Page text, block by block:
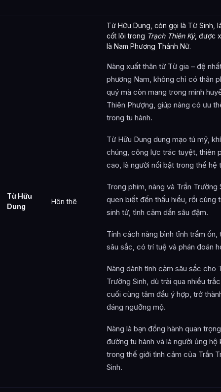
Từ Hữu
Dung
Hôn thê
Từ Hữu Dung, còn gọi là Từ Sinh,
cốt lõi trong Trạch Thiên Ký, được
là Nam Phương Thánh Nữ.
Nàng xuất thân từ Từ gia – đệ
phương Nam, không chỉ có thân
quý mà còn mang trong mình
Thiên Phượng, giúp nàng có ưu
trong tu hành.
Từ Hữu Dung dung mạo tú mỹ,
chúng, công lực trác tuyệt, thiên
cao, là người nổi bật trong thế hệ
Trong phim, nàng và Trần Trường
quen biết đến thấu hiểu, rồi cùng
sinh tử, tình cảm dần sâu đậm.
Tính cách nàng bình tĩnh trầm ổn,
sâu sắc, có trí tuệ và phán đoán
Nàng dành tình cảm sâu sắc cho
Trường Sinh, dù trải qua nhiều
cuối cùng tâm đầu ý hợp, trở
đáng ngưỡng mộ.
Nàng là bạn đồng hành quan
đường tu hành và là người ủng hộ
trong thế giới tình cảm của Trần
Sinh.